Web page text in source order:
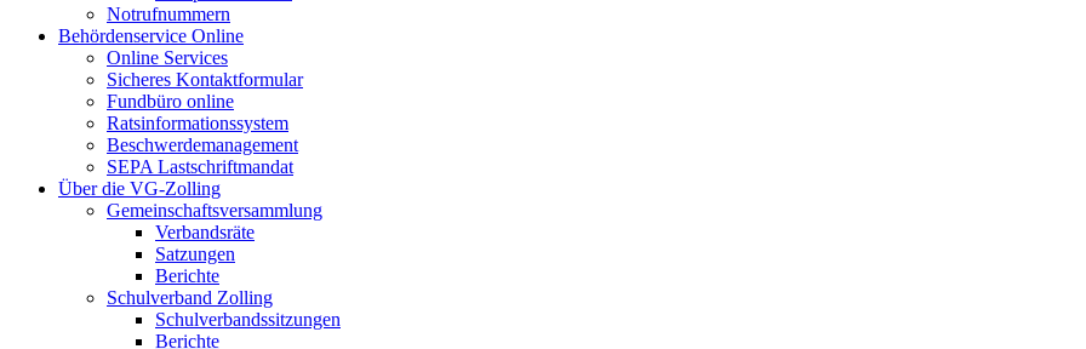
Notrufnummern
Behördenservice Online
Online Services
Sicheres Kontaktformular
Fundbüro online
Ratsinformationssystem
Beschwerdemanagement
SEPA Lastschriftmandat
Über die VG-Zolling
Gemeinschaftsversammlung
Verbandsräte
Satzungen
Berichte
Schulverband Zolling
Schulverbandssitzungen
Berichte